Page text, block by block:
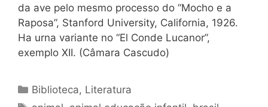
da ave pelo mesmo processo do “Mocho e a
Raposa”, Stanford University, California, 1926.
Ha urna variante no “El Conde Lucanor”,
exemplo XII. (Câmara Cascudo)
Categorias
Biblioteca, Literatura